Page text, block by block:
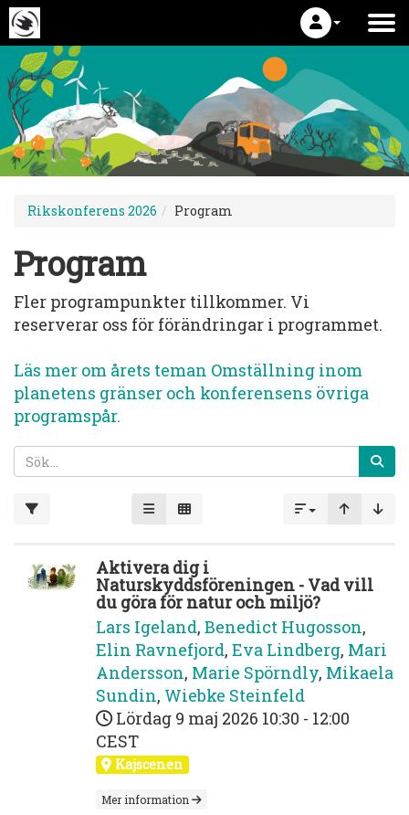
Rikskonferens 2026 Program
Program
Fler programpunkter tillkommer. Vi
reserverar oss för förändringar i programmet.
Läs mer om årets teman Omställning inom
planetens gränser och konferensens övriga
programspår.
Aktivera dig i
Naturskyddsföreningen - Vad vill
du göra för natur och miljö?
Lars Igeland, Benedict Hugosson,
Elin Ravnefjord, Eva Lindberg, Mari
Andersson, Marie Spörndly, Mikaela
Sundin, Wiebke Steinfeld
Lördag 9 maj 2026 10:30 - 12:00
CEST
Kajscenen
Mer information